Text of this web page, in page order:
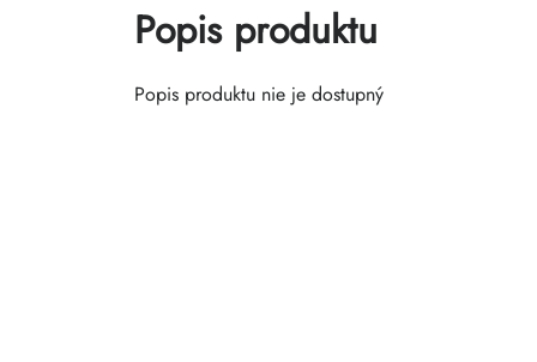
Popis produktu
Popis produktu nie je dostupný